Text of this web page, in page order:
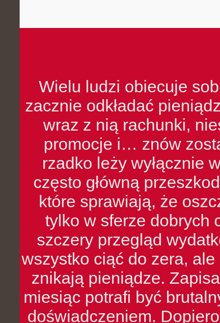
Wielu ludzi obiecuje
zacznie odkładać
wraz z nią rachunki,
promocje i… znów
rzadko leży wyłącznie
często główną
które sprawiają, że
tylko w sferze dobrych
szczery przegląd
wszystko ciąć do zera,
znikają pieniądze.
miesiąc potrafi być
doświadczeniem.